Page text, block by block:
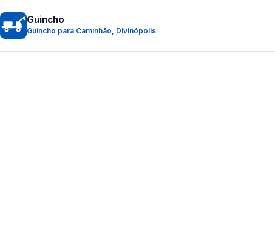
Guincho
Guincho para Caminhão, Divinópolis